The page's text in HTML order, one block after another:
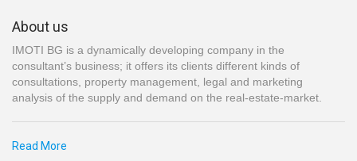
About us
IMOTI BG is a dynamically developing company in the
consultant’s business; it offers its clients different kinds of
consultations, property management, legal and marketing
analysis of the supply and demand on the real-estate-market.
Read More